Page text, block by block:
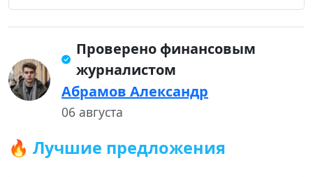
Проверено финансовым
журналистом
Абрамов Александр
06 августа
🔥 Лучшие предложения